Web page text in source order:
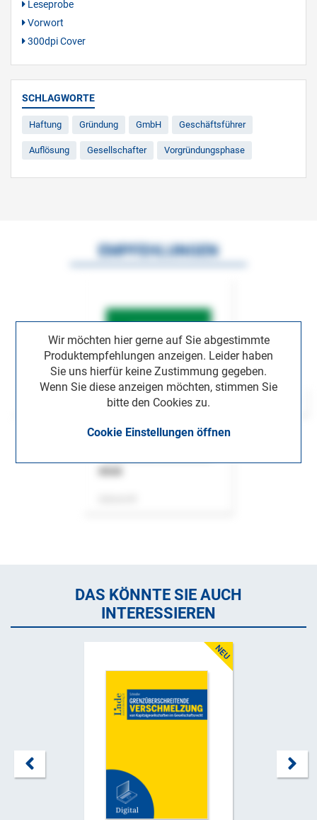
Leseprobe
Vorwort
300dpi Cover
SCHLAGWORTE
Haftung Gründung GmbH Geschäftsführer
Auflösung Gesellschafter Vorgründungsphase
Wir möchten hier gerne auf Sie abgestimmte
Produktempfehlungen anzeigen. Leider haben
Sie uns hierfür keine Zustimmung gegeben.
Wenn Sie diese anzeigen möchten, stimmen Sie
bitte den Cookies zu.
Cookie Einstellungen öffnen
EMPFEHLUNGEN
DAS KÖNNTE SIE AUCH
INTERESSIEREN